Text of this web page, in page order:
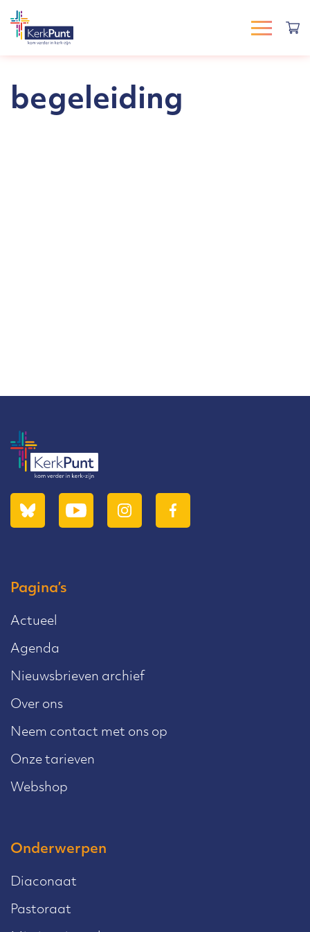
begeleiding
Pagina’s
Actueel
Agenda
Nieuwsbrieven archief
Over ons
Neem contact met ons op
Onze tarieven
Webshop
Onderwerpen
Diaconaat
Pastoraat